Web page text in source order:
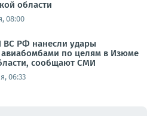
области
08:00
РФ нанесли удары
по целям в Изюме
сообщают СМИ
06:33